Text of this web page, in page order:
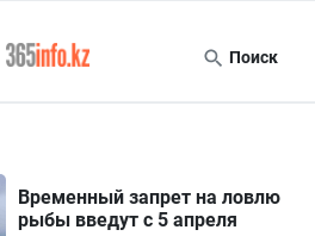
Поиск
Временный запрет на ловлю
рыбы введут с 5 апреля